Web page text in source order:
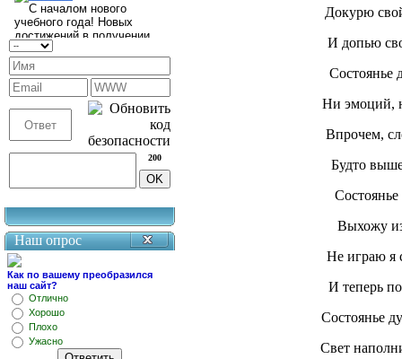
200
Наш опрос
Как по вашему преобразился
наш сайт?
Отлично
Хорошо
Плохо
Ужасно
Докурю
И допью
Состоянье
Ни эмоций,
Впрочем,
Будто
Выхожу
Не играю я
И теперь
Состоянье
Свет